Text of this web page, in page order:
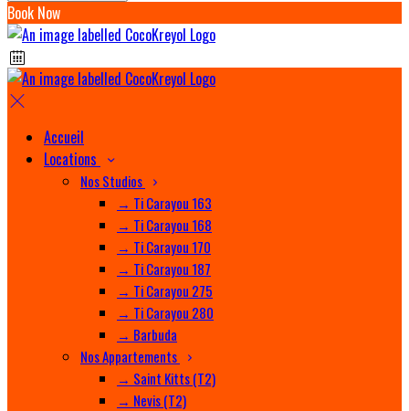
Book Now
Accueil
Locations
Nos Studios
→ Ti Carayou 163
→ Ti Carayou 168
→ Ti Carayou 170
→ Ti Carayou 187
→ Ti Carayou 275
→ Ti Carayou 280
→ Barbuda
Nos Appartements
→ Saint Kitts (T2)
→ Nevis (T2)